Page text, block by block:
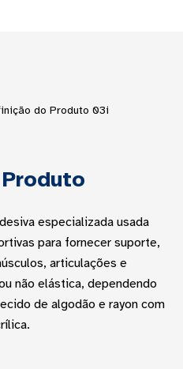
especializada usada
para fornecer suporte,
articulações e
não elástica, dependendo
de algodão e rayon com